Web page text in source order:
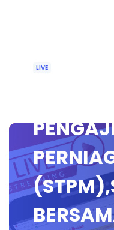
LIVE